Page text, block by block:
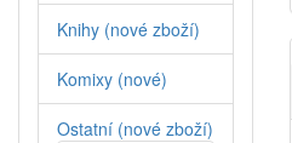
Knihy (nové zboží)
Komixy (nové)
Ostatní (nové zboží)